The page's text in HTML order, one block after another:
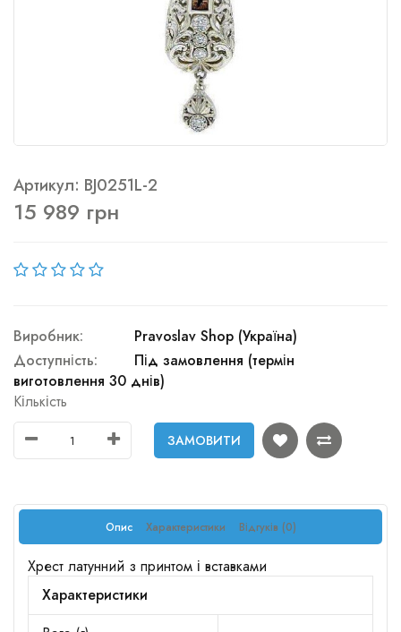
Артикул: BJ0251L-2
15 989 грн
Виробник:
Pravoslav Shop (Україна)
Доступність:
Під замовлення (термін
виготовлення 30 днів)
Кількість
ЗАМОВИТИ
Опис Характеристики Відгуків (0)
Хрест латунний з принтом і вставками
Характеристики